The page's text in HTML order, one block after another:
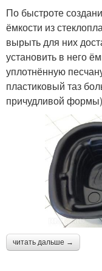
По быстроте
ёмкости из
вырыть для них
установить в него
уплотнённую
пластиковый таз
причудливой
читать дальше →